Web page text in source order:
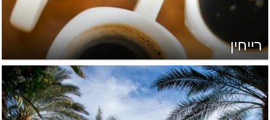
רייחין